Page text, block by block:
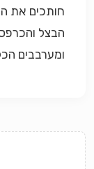
חותכים את
הבצל והכרפס
ומערבבים